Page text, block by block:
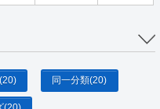
(20) 同一分類(20)